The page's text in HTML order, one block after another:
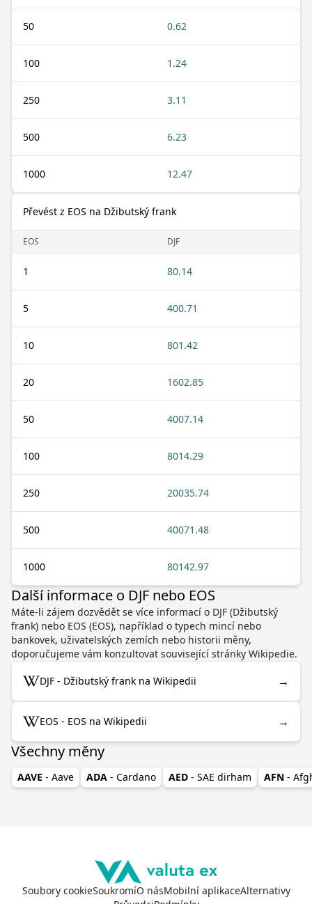
50 0.62
100 1.24
250 3.11
500 6.23
1000 12.47
Převést z EOS na Džibutský frank
EOS DJF
1 80.14
5 400.71
10 801.42
20 1602.85
50 4007.14
100 8014.29
250 20035.74
500 40071.48
1000 80142.97
Další informace o DJF nebo EOS
Máte-li zájem dozvědět se více informací o DJF (Džibutský
frank) nebo EOS (EOS), například o typech mincí nebo
bankovek, uživatelských zemích nebo historii měny,
doporučujeme vám konzultovat související stránky Wikipedie.
DJF - Džibutský frank na Wikipedii →
EOS - EOS na Wikipedii →
Všechny měny
AAVE - Aave ADA - Cardano AED - SAE dirham AFN -
Soubory cookieSoukromíO násMobilní aplikaceAlternativy